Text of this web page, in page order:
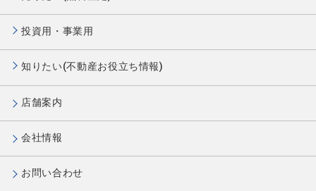
投資用・事業用
知りたい(不動産お役立ち情報)
店舗案内
会社情報
お問い合わせ